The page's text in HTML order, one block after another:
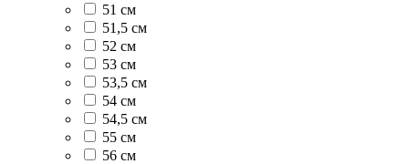
51 см
51,5 см
52 см
53 см
53,5 см
54 см
54,5 см
55 см
56 см